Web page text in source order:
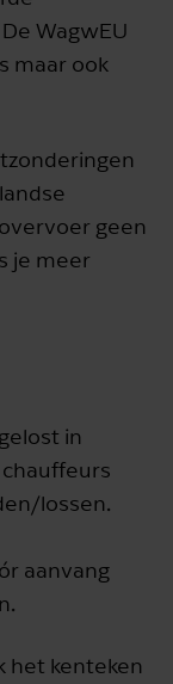
WagwEU
maar ook
geen
je meer
in
lossen.
aanvang
het kenteken